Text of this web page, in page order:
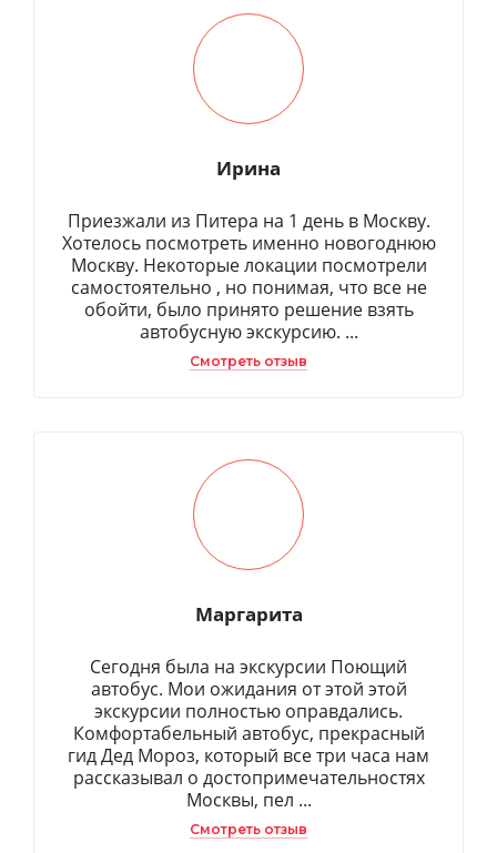
Ирина
Приезжали из Питера на 1 день в Москву.
Хотелось посмотреть именно новогоднюю
Москву. Некоторые локации посмотрели
самостоятельно , но понимая, что все не
обойти, было принято решение взять
автобусную экскурсию. ...
Смотреть отзыв
Маргарита
Сегодня была на экскурсии Поющий
автобус. Мои ожидания от этой этой
экскурсии полностью оправдались.
Комфортабельный автобус, прекрасный
гид Дед Мороз, который все три часа нам
рассказывал о достопримечательностях
Москвы, пел ...
Смотреть отзыв